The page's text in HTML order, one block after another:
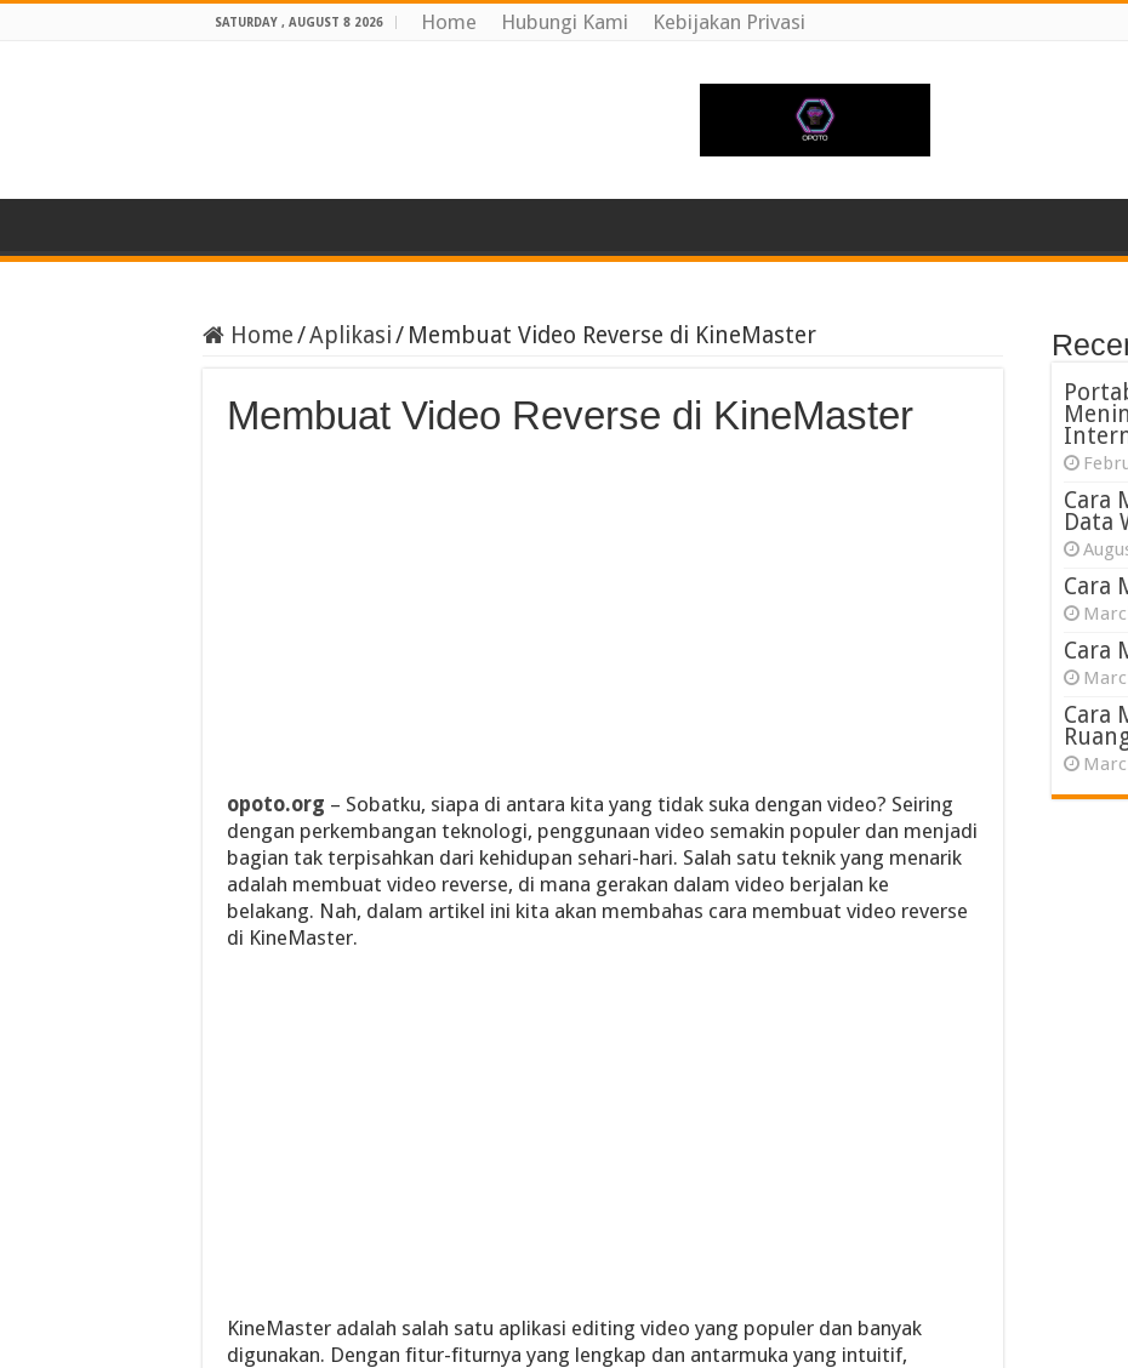
SATURDAY , AUGUST 8 2026 Home Hubungi Kami Kebijakan Privasi
Home/Aplikasi/ Membuat Video Reverse di KineMaster
Membuat Video Reverse di KineMaster
opoto.org – Sobatku, siapa di antara kita yang tidak suka dengan video? Seiring
dengan perkembangan teknologi, penggunaan video semakin populer dan menjadi
bagian tak terpisahkan dari kehidupan sehari-hari. Salah satu teknik yang menarik
adalah membuat video reverse, di mana gerakan dalam video berjalan ke
belakang. Nah, dalam artikel ini kita akan membahas cara membuat video reverse
di KineMaster.
KineMaster adalah salah satu aplikasi editing video yang populer dan banyak
digunakan. Dengan fitur-fiturnya yang lengkap dan antarmuka yang intuitif,
Cara
Data
Cara
Cara
Cara